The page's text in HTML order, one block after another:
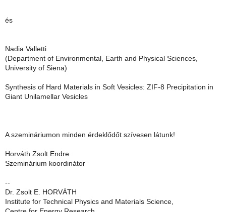
és
Nadia Valletti
(Department of Environmental, Earth and Physical Sciences,
University of Siena)
Synthesis of Hard Materials in Soft Vesicles: ZIF-8 Precipitation in
Giant Unilamellar Vesicles
A szemináriumon minden érdeklődőt szívesen látunk!
Horváth Zsolt Endre
Szeminárium koordinátor
--
Dr. Zsolt E. HORVÁTH
Institute for Technical Physics and Materials Science,